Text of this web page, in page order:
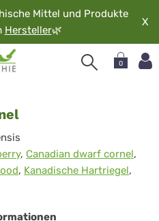
Mittel und Produkte
Hersteller🌿
X
0
, Canadian dwarf cornel,
, Kanadische Hartriegel,